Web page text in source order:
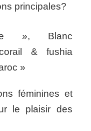
principales?
», Blanc
& fushia
»
féminines et
le plaisir des